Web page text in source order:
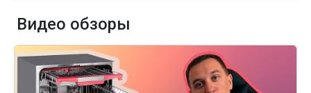
Видео обзоры